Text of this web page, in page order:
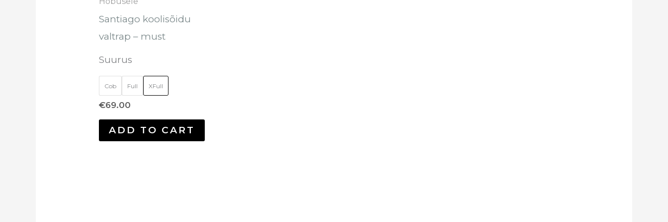
Santiago koolisõidu
valtrap – must
Suurus
Cob Full XFull
€69.00
ADD TO CART